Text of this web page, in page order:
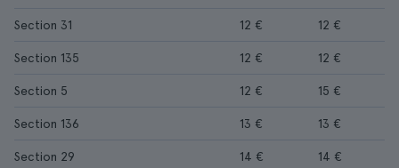
Section 31 12 € 12 €
Section 135 12 € 12 €
Section 5 12 € 15 €
Section 136 13 € 13 €
Section 29 14 € 14 €